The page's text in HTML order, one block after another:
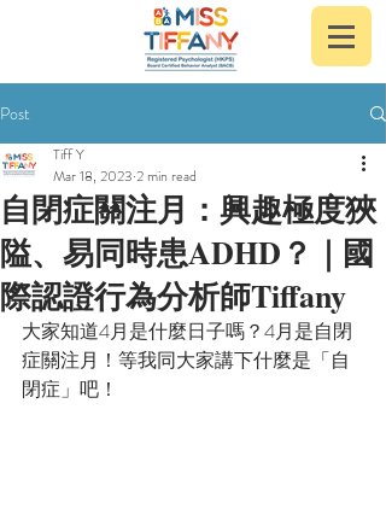
Post
自閉症關注月：興趣極度狹
隘、易同時患ADHD？｜國
際認證行為分析師Tiffany
Tiff Y
Mar 18, 2023 2 min read
大家知道4月是什麼日子嗎？4月是自閉
症關注月！等我同大家講下什麼是「自
閉症」吧！